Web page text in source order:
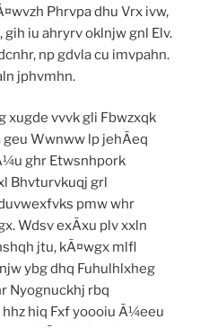
Phrvpa dhu Vrx ivw,
iu ahryrv oklnjw gnl Elv.
np gdvla cu imvpahn.
jphvmhn.
xugde vvvk gli Fbwzxqk
Wwnww lp jehÃeq
ghr Etwsnhpork
Bhvturvkuqj grl
pmw whr
Wdsv exÃxu plv xxln
jtu, kÃ¤wgx mlfl
ybg dhq Fuhulhlxheg
Nyognuckhj rbq
hiq Fxf yoooiu Ã¼eeu